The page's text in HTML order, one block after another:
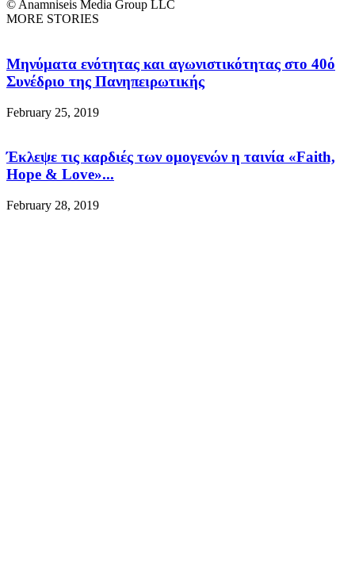
© Anamniseis Media Group LLC
MORE STORIES
Μηνύματα ενότητας και αγωνιστικότητας στο 40ό
Συνέδριο της Πανηπειρωτικής
February 25, 2019
Έκλεψε τις καρδιές των ομογενών η ταινία «Faith,
Hope & Love»...
February 28, 2019